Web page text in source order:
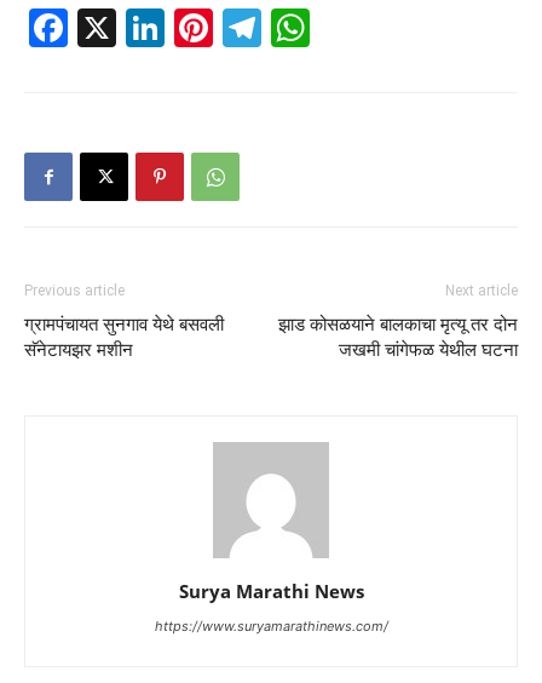
Facebook
X LinkedIn
Pinterest
Telegram
Previous article
ग्रामपंचायत सुनगाव येथे बसवली
सॅनेटायझर मशीन
Next article
झाड कोसळयाने बालकाचा मृत्यू तर दोन
जखमी चांगेफळ येथील घटना
Surya Marathi News
https://www.suryamarathinews.com/